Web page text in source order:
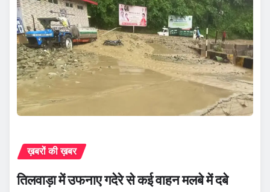
ख़बरों की ख़बर
तिलवाड़ा में उफनाए गदेरे से कई वाहन मलबे में दबे